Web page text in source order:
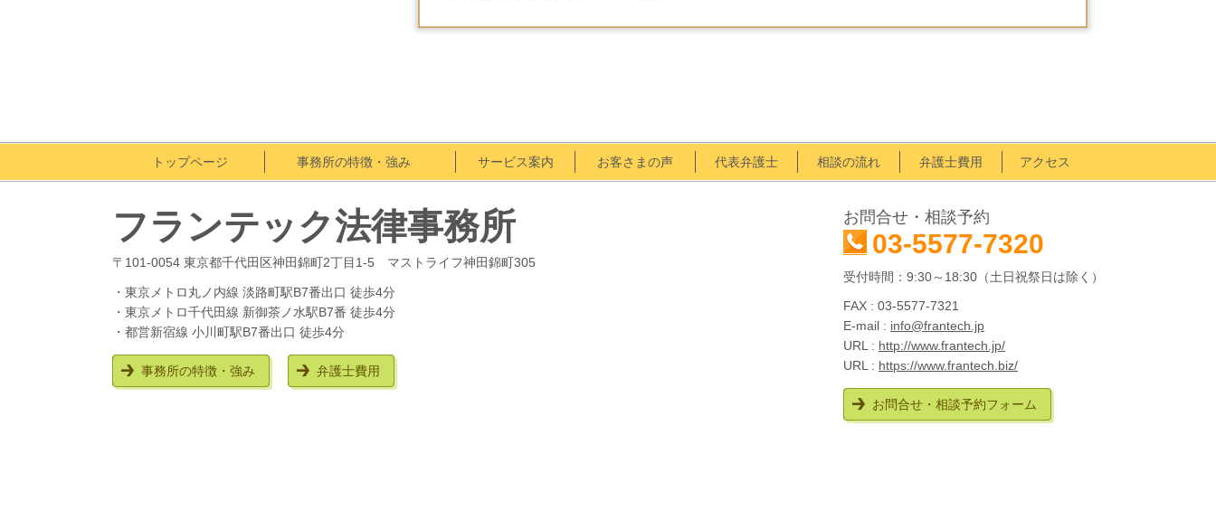
トップページ 事務所の特徴・強み サービス案内 お客さまの声 代表弁護士 相談の流れ 弁護士費用 アクセス
フランテック法律事務所
〒101-0054 東京都千代田区神田錦町2丁目1-5 マストライフ神田錦町305
・東京メトロ丸ノ内線 淡路町駅B7番出口 徒歩4分
・東京メトロ千代田線 新御茶ノ水駅B7番 徒歩4分
・都営新宿線 小川町駅B7番出口 徒歩4分
事務所の特徴・強み 弁護士費用
お問合せ・相談予約
03-5577-7320
受付時間：9:30～18:30（土日祝祭日は除く）
FAX : 03-5577-7321
E-mail : info@frantech.jp
URL : http://www.frantech.jp/
URL : https://www.frantech.biz/
お問合せ・相談予約フォーム